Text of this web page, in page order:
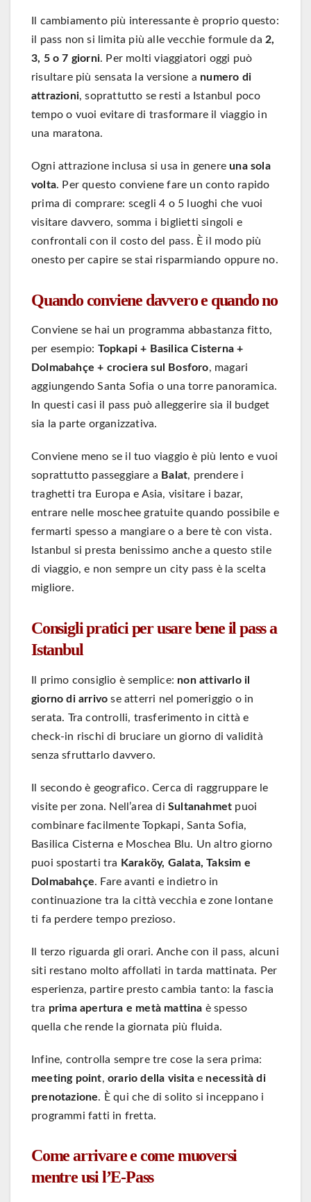
Il cambiamento più interessante è proprio questo:
il pass non si limita più alle vecchie formule da 2,
3, 5 o 7 giorni. Per molti viaggiatori oggi può
risultare più sensata la versione a numero di
attrazioni, soprattutto se resti a Istanbul poco
tempo o vuoi evitare di trasformare il viaggio in
una maratona.
Ogni attrazione inclusa si usa in genereuna sola
volta. Per questo conviene fare un conto rapido
prima di comprare: scegli 4 o 5 luoghi che vuoi
visitare davvero, somma i biglietti singoli e
confrontali con il costo del pass. È il modo più
onesto per capire se stai risparmiando oppure no.
Quando conviene davvero e quando no
Conviene se hai un programma abbastanza fitto,
per esempio: Topkapi + Basilica Cisterna +
Dolmabahçe + crociera sul Bosforo, magari
aggiungendo Santa Sofia o una torre panoramica.
In questi casi il pass può alleggerire sia il budget
sia la parte organizzativa.
Conviene meno se il tuo viaggio è più lento e vuoi
soprattutto passeggiare a Balat, prendere i
traghetti tra Europa e Asia, visitare i bazar,
entrare nelle moschee gratuite quando possibile e
fermarti spesso a mangiare o a bere tè con vista.
Istanbul si presta benissimo anche a questo stile
di viaggio, e non sempre un city pass è la scelta
migliore.
Consigli pratici per usare bene il pass a
Istanbul
Il primo consiglio è semplice: non attivarlo il
giorno di arrivo se atterri nel pomeriggio o in
serata. Tra controlli, trasferimento in città e
check-in rischi di bruciare un giorno di validità
senza sfruttarlo davvero.
Il secondo è geografico. Cerca di raggruppare le
visite per zona. Nell’area di Sultanahmet puoi
combinare facilmente Topkapi, Santa Sofia,
Basilica Cisterna e Moschea Blu. Un altro giorno
puoi spostarti tra Karaköy, Galata, Taksim e
Dolmabahçe. Fare avanti e indietro in
continuazione tra la città vecchia e zone lontane
ti fa perdere tempo prezioso.
Il terzo riguarda gli orari. Anche con il pass, alcuni
siti restano molto affollati in tarda mattinata. Per
esperienza, partire presto cambia tanto: la fascia
tra prima apertura e metà mattina è spesso
quella che rende la giornata più fluida.
Infine, controlla sempre tre cose la sera prima:
meeting point,orario della visitae necessità di
prenotazione. È qui che di solito si inceppano i
programmi fatti in fretta.
Come arrivare e come muoversi
mentre usi l’E-Pass